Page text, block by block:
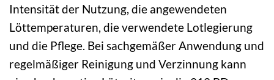
Intensität der Nutzung, die angewendeten
Löttemperaturen, die verwendete Lotlegierung
und die Pflege. Bei sachgemäßer Anwendung und
regelmäßiger Reinigung und Verzinnung kann